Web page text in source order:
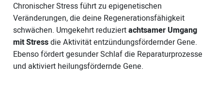
Chronischer Stress führt zu epigenetischen
Veränderungen, die deine Regenerationsfähigkeit
schwächen. Umgekehrt reduziertachtsamer Umgang
mit Stressdie Aktivität entzündungsfördernder Gene.
Ebenso fördert gesunder Schlaf die Reparaturprozesse
und aktiviert heilungsfördernde Gene.